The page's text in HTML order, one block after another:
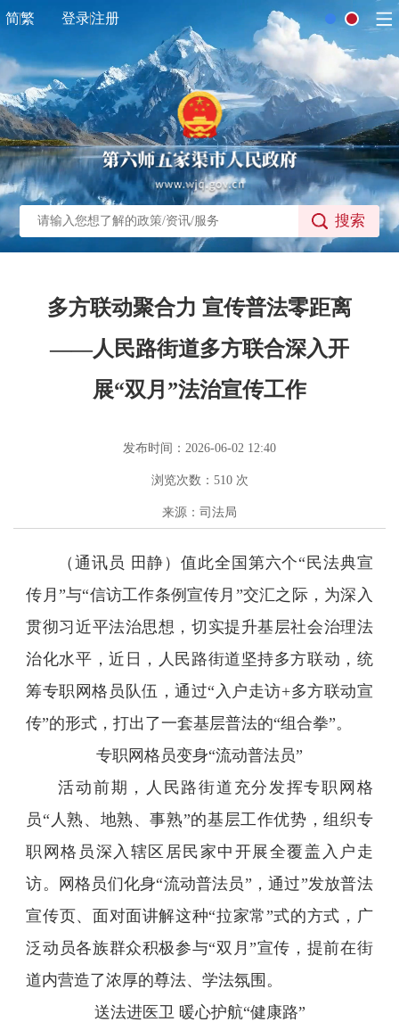
简繁 登录注册
搜索
多方联动聚合力 宣传普法零距离
——人民路街道多方联合深入开
展“双月”法治宣传工作
发布时间：2026-06-02 12:40
浏览次数： 510次
来源：司法局
（通讯员 田静）值此全国第六个“民法典宣
传月”与“信访工作条例宣传月”交汇之际，为深入
贯彻习近平法治思想，切实提升基层社会治理法
治化水平，近日，人民路街道坚持多方联动，统
筹专职网格员队伍，通过“入户走访+多方联动宣
传”的形式，打出了一套基层普法的“组合拳”。
专职网格员变身“流动普法员”
活动前期，人民路街道充分发挥专职网格
员“人熟、地熟、事熟”的基层工作优势，组织专
职网格员深入辖区居民家中开展全覆盖入户走
访。网格员们化身“流动普法员”，通过”发放普法
宣传页、面对面讲解这种“拉家常”式的方式，广
泛动员各族群众积极参与“双月”宣传，提前在街
道内营造了浓厚的尊法、学法氛围。
送法进医卫 暖心护航“健康路”